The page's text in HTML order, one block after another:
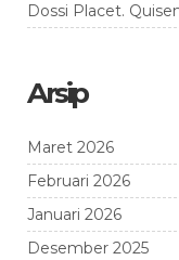
Dossi Placet.
Arsip
Maret 2026
Februari 2026
Januari 2026
Desember 2025